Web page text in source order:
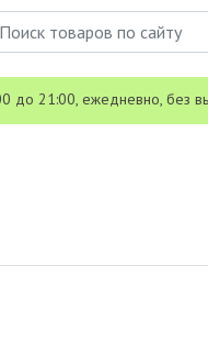
до 21:00, ежедневно, без